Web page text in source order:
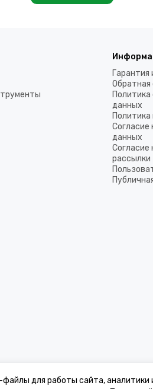
Гарантия
Обратная
данных
Согласие
данных
Согласие
рассылки
для работы сайта, аналитики